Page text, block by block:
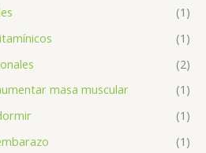
(1)
(1)
(2)
masa muscular
(1)
(1)
(1)